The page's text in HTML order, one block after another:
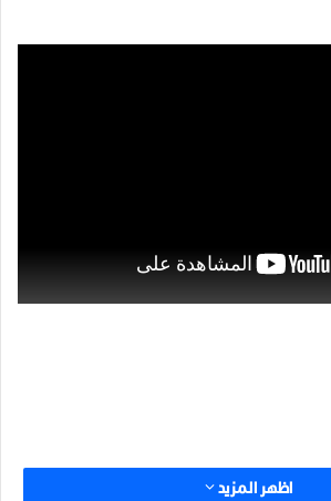
اظهر المزيد